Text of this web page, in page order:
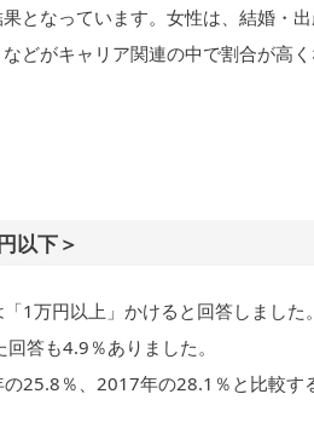
となっています。女性は、結婚・
どがキャリア関連の中で割合が高
以下＞
1万円以上」かけると回答しまし
答も4.9％ありました。
25.8％、2017年の28.1％と比較す